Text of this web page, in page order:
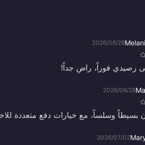
2026/06/28
رصيدي فوراً، راضٍ جداً!
2026/06/28
بسيطاً وسلساً، مع خيارات دفع متعددة
2026/07/02